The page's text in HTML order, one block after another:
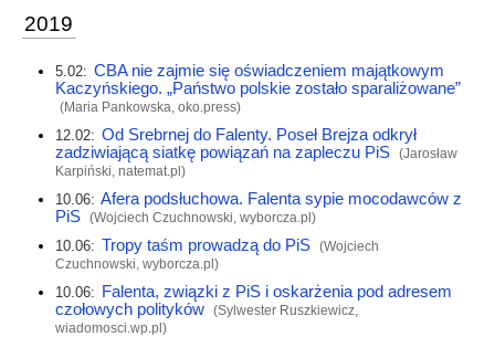
2019
5.02: CBA nie zajmie się oświadczeniem majątkowym
Kaczyńskiego. „Państwo polskie zostało sparaliżowane”
(Maria Pankowska, oko.press)
12.02: Od Srebrnej do Falenty. Poseł Brejza odkrył
zadziwiającą siatkę powiązań na zapleczu PiS (Jarosław
Karpiński, natemat.pl)
10.06: Afera podsłuchowa. Falenta sypie mocodawców z
PiS (Wojciech Czuchnowski, wyborcza.pl)
10.06: Tropy taśm prowadzą do PiS (Wojciech
Czuchnowski, wyborcza.pl)
10.06: Falenta, związki z PiS i oskarżenia pod adresem
czołowych polityków (Sylwester Ruszkiewicz,
wiadomosci.wp.pl)